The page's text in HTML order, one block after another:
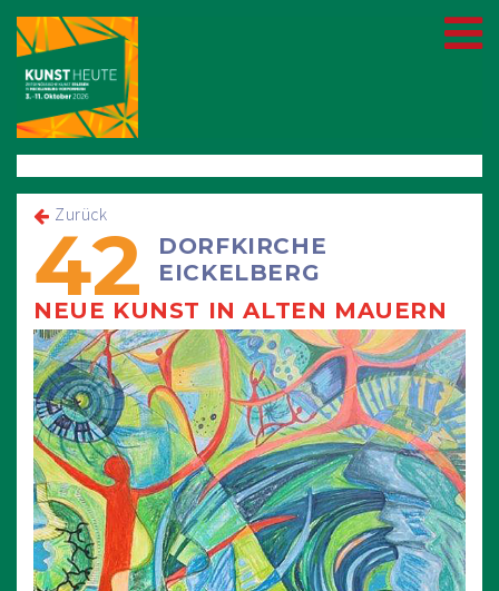
42
DORFKIRCHE
EICKELBERG
NEUE KUNST IN ALTEN MAUERN
Zurück